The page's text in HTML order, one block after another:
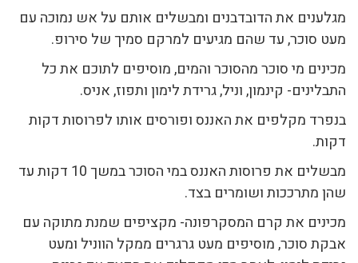
מגלענים את הדובדבנים ומבשלים אותם על אש נמוכה עם
מעט סוכר, עד שהם מגיעים למרקם סמיך של סירופ.
מכינים מי סוכר מהסוכר והמים, מוסיפים לתוכם את כל
התבלינים- קינמון, וניל, גרידת לימון ותפוז, אניס.
בנפרד מקלפים את האננס ופורסים אותו לפרוסות דקות
דקות.
מבשלים את פרוסות האננס במי הסוכר במשך 10 דקות עד
שהן מתרככות ושומרים בצד.
מכינים את קרם המסקרפונה- מקציפים שמנת מתוקה עם
אבקת סוכר, מוסיפים מעט גרגרים ממקל הווניל ומעט